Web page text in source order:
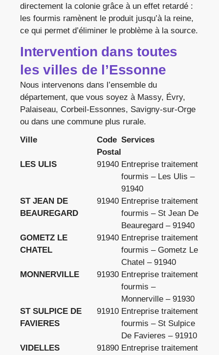
directement la colonie grâce à un effet retardé :
les fourmis ramènent le produit jusqu’à la reine,
ce qui permet d’éliminer le problème à la source.
Intervention dans toutes
les villes de l’Essonne
Nous intervenons dans l’ensemble du
département, que vous soyez à Massy, Évry,
Palaiseau, Corbeil-Essonnes, Savigny-sur-Orge
ou dans une commune plus rurale.
Ville
Code
Postal
Services
LES ULIS 91940 Entreprise traitement
fourmis – Les Ulis –
91940
ST JEAN DE
BEAUREGARD
91940 Entreprise traitement
fourmis – St Jean De
Beauregard – 91940
GOMETZ LE
CHATEL
91940 Entreprise traitement
fourmis – Gometz Le
Chatel – 91940
MONNERVILLE
91930 Entreprise traitement
fourmis –
Monnerville – 91930
ST SULPICE DE
FAVIERES
91910 Entreprise traitement
fourmis – St Sulpice
De Favieres – 91910
VIDELLES
91890 Entreprise traitement